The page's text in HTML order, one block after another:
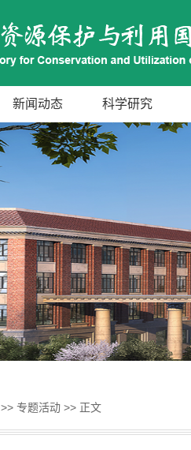
新闻动态 科学研究
>> 专题活动 >> 正文